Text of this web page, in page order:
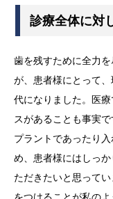
診療全体に対
歯を残すために全力
が、患者様にとって
代になりました。医
スがあることも事実
プラントであったり
め、患者様にはしっ
ただきたいと思って